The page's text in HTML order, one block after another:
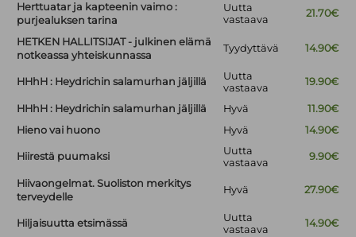
Herttuatar ja kapteenin vaimo :
purjealuksen tarina
Uutta
vastaava
21.70€
HETKEN HALLITSIJAT - julkinen elämä
notkeassa yhteiskunnassa
Tyydyttävä 14.90€
HHhH : Heydrichin salamurhan jäljillä
Uutta
vastaava
19.90€
HHhH : Heydrichin salamurhan jäljillä Hyvä
11.90€
Hieno vai huono
Hyvä 14.90€
Hiirestä puumaksi
Uutta
vastaava
9.90€
Hiivaongelmat. Suoliston merkitys
terveydelle
Hyvä 27.90€
Hiljaisuutta etsimässä
Uutta
vastaava
14.90€